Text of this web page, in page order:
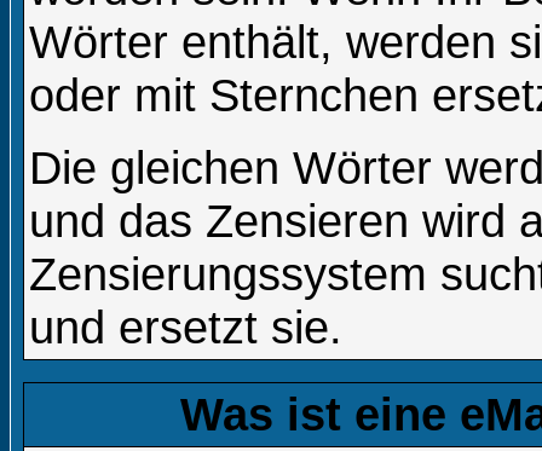
Wörter enthält, werden
oder mit Sternchen
Die gleichen Wörter
und das Zensieren wird
Zensierungssystem
und ersetzt sie.
Was ist eine